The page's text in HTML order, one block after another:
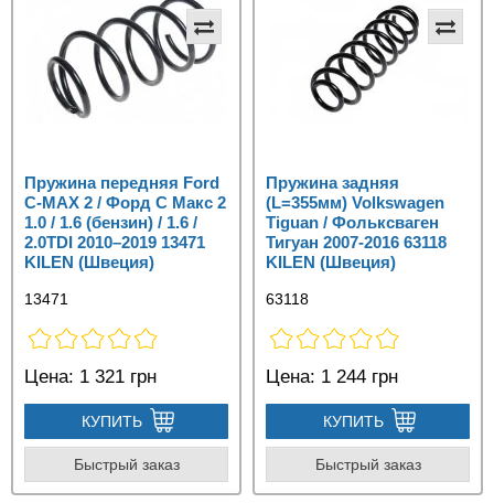
Пружина передняя Ford
C‑MAX 2 / Форд С Макс 2
1.0 / 1.6 (бензин) / 1.6 /
2.0TDI 2010–2019 13471
KILEN (Швеция)
13471
Цена: 1 321 грн
КУПИТЬ
Быстрый заказ
Пружина задняя
(L=355мм) Volkswagen
Tiguan / Фольксваген
Тигуан 2007-2016 63118
KILEN (Швеция)
63118
Цена: 1 244 грн
КУПИТЬ
Быстрый заказ